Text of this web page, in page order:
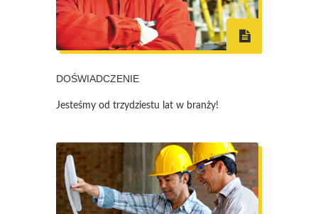
DOŚWIADCZENIE
Jesteśmy od trzydziestu lat w branży!